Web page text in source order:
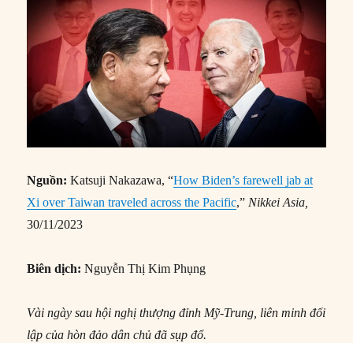
Nguồn:Katsuji Nakazawa, “How Biden’s farewell jab at
Xi over Taiwan traveled across the Pacific,”Nikkei Asia,
30/11/2023
Biên dịch:Nguyễn Thị Kim Phụng
Vài ngày sau hội nghị thượng đỉnh Mỹ-Trung, liên minh đối
lập của hòn đảo dân chủ đã sụp đổ.